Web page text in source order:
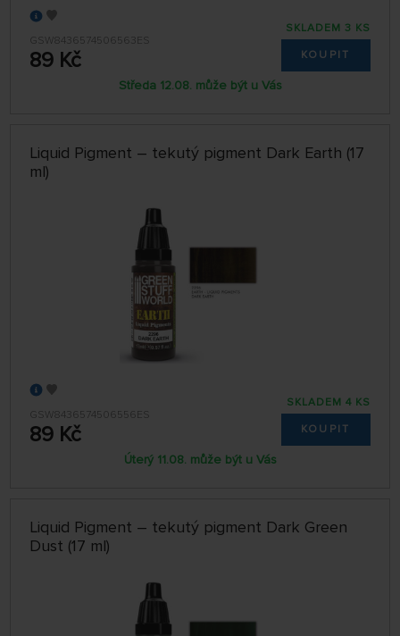
GSW8436574506563ES
89 Kč
SKLADEM 3 KS
KOUPIT
Středa 12.08. může být u Vás
Liquid Pigment – tekutý pigment Dark Earth (17
ml)
GSW8436574506556ES
89 Kč
SKLADEM 4 KS
KOUPIT
Úterý 11.08. může být u Vás
Liquid Pigment – tekutý pigment Dark Green
Dust (17 ml)